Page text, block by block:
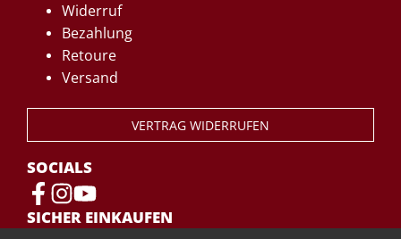
Widerruf
Bezahlung
Retoure
Versand
VERTRAG WIDERRUFEN
SOCIALS
SICHER EINKAUFEN